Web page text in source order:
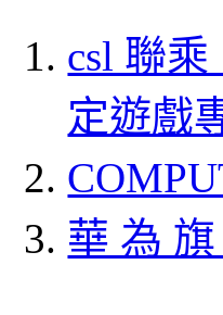
csl 聯乘
定遊戲
華 為